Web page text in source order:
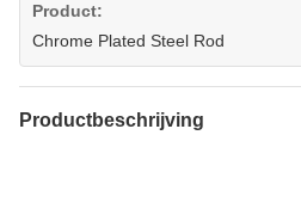
Product:
Chrome Plated Steel Rod
Productbeschrijving